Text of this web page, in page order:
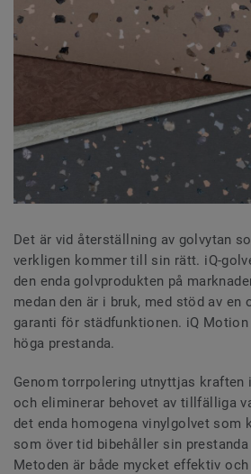
Det är vid återställning av golvytan
verkligen kommer till sin rätt. iQ-
den enda golvprodukten på
medan den är i bruk, med stöd av en
garanti för städfunktionen. iQ Motion
höga prestanda.
Genom torrpolering utnyttjas
och eliminerar behovet av tillfälliga
det enda homogena vinylgolvet som
som över tid bibehåller sin
Metoden är både mycket effektiv